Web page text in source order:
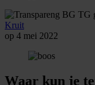
Kruit
op 4 mei 2022
Waar kun je